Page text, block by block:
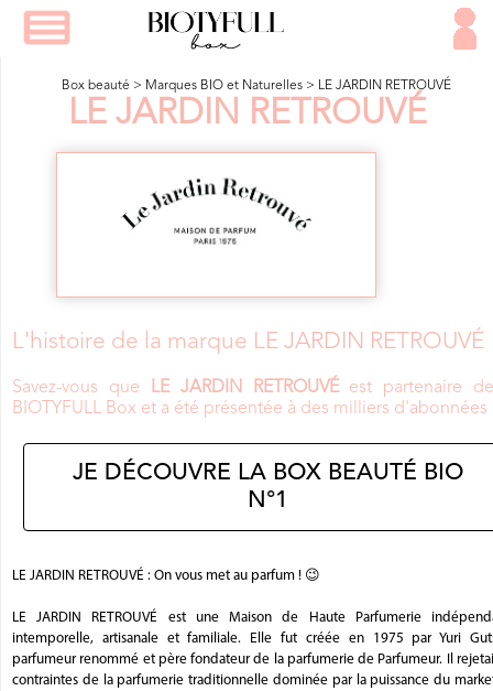
Box beauté > Marques BIO et Naturelles > LE JARDIN RETROUVÉ
LE JARDIN RETROUVÉ
L'histoire de la marque LE JARDIN RETROUVÉ
Savez-vous que LE JARDIN RETROUVÉest partenaire
BIOTYFULL Box et a été présentée à des milliers d'abonnées
JE DÉCOUVRE LA BOX BEAUTÉ BIO
N°1
LE JARDIN RETROUVÉ : On vous met au parfum ! 😉
LE JARDIN RETROUVÉ est une Maison de Haute Parfumerie
intemporelle, artisanale et familiale. Elle fut créée en 1975 par Yuri
parfumeur renommé et père fondateur de la parfumerie de Parfumeur. Il
contraintes de la parfumerie traditionnelle dominée par la puissance du